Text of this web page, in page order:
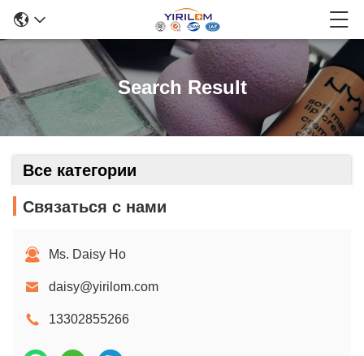
Search Result
Все категории
Связаться с нами
Ms. Daisy Ho
daisy@yirilom.com
13302855266